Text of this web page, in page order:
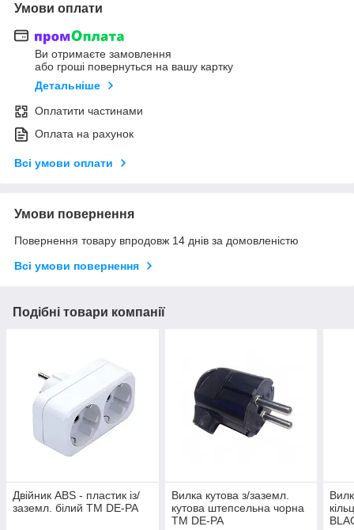
Умови оплати
Ви отримаєте замовлення
або гроші повернуться на вашу картку
Детальніше
Оплатити частинами
Оплата на рахунок
Всі умови оплати
Умови повернення
Повернення товару впродовж 14 днів за домовленістю
Всі умови повернення
Подібні товари компанії
Двійник ABS - пластик із/
заземл. білий ТМ DE-PA
Вилка кутова з/заземл.
кутова штепсельна чорна
ТМ DE-PA